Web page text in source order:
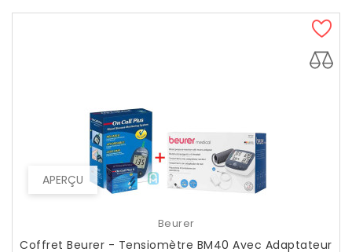
APERÇU
Beurer
Coffret Beurer - Tensiomètre BM40 Avec Adaptateur